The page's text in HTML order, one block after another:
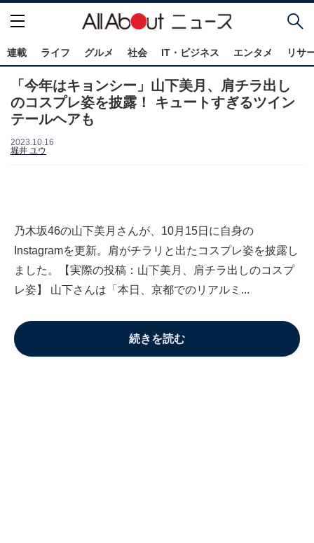
連載 ライフ グルメ 社会 IT・ビジネス エンタメ リサ
「今年はキョンシー」山下美月、肩チラ出し
のコスプレ姿を披露！ キュートすぎるツイン
テールヘアも
2023.10.16
堀井 ユウ
乃木坂46の山下美月さんが、10月15日に自身の
Instagramを更新。肩がチラリと出たコスプレ姿を披露し
ました。【実際の投稿：山下美月、肩チラ出しのコスプ
レ姿】 山下さんは「本日、京都でのリアルミ...
続きを読む